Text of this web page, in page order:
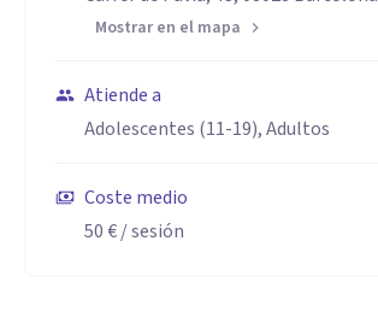
Mostrar en el mapa
Atiende a
Adolescentes (11-19), Adultos
Coste medio
50 €/ sesión